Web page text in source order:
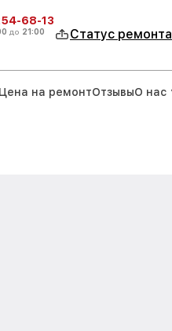
68-13
до 21:00 Статус ремонта
Цена на ремонтОтзывыО нас